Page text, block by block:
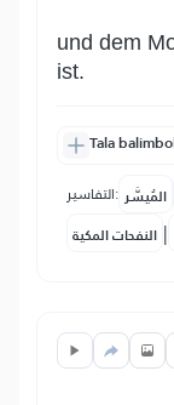
und dem
ist.
Tala
التفاسير: المُيسَّر
النفحات المكية |